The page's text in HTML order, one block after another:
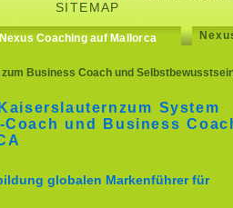
SITEMAP
Nexus Coaching auf Mallorca
Business Coach und
System
und Business
globalen Markenführer für